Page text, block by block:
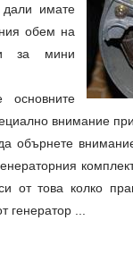
дали имате
обем на
за мини
основните
внимание
обърнете
от това колко
генератор ...